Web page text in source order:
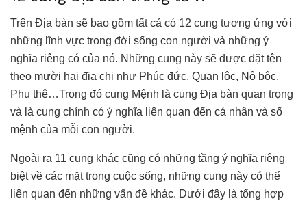
Trên Địa bàn sẽ bao gồm tất cả có 12 cung tương ứng với
những lĩnh vực trong đời sống con người và những ý
nghĩa riêng có của nó. Những cung này sẽ được đặt tên
theo mười hai địa chi như Phúc đức, Quan lộc, Nô bộc,
Phu thê…Trong đó cung Mệnh là cung Địa bàn quan trọng
và là cung chính có ý nghĩa liên quan đến cá nhân và số
mệnh của mỗi con người.
Ngoài ra 11 cung khác cũng có những tầng ý nghĩa riêng
biệt về các mặt trong cuộc sống, những cung này có thể
liên quan đến những vấn đề khác. Dưới đây là tổng hợp